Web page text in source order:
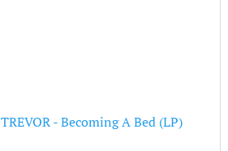
TREVOR - Becoming A Bed (LP)